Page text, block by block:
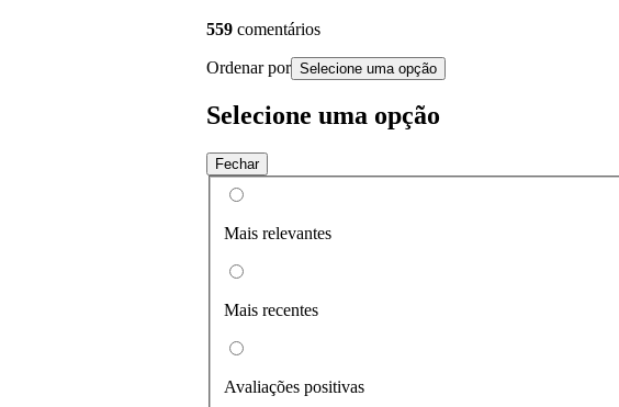
559 comentários
Ordenar por Selecione uma opção
Selecione uma opção
Fechar
Mais relevantes
Mais recentes
Avaliações positivas